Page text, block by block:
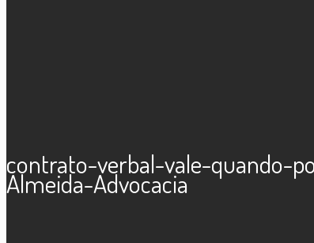
contrato-verbal-vale-quando-
Almeida-Advocacia